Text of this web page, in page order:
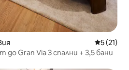
Средна
5 (21)
Gran Via 3 спални + 3,5 бани